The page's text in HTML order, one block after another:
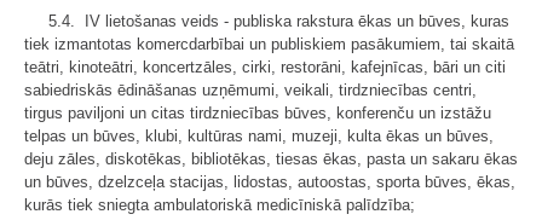
5.4. IV lietošanas veids - publiska rakstura ēkas un būves, kuras
tiek izmantotas komercdarbībai un publiskiem pasākumiem, tai skaitā
teātri, kinoteātri, koncertzāles, cirki, restorāni, kafejnīcas, bāri un citi
sabiedriskās ēdināšanas uzņēmumi, veikali, tirdzniecības centri,
tirgus paviljoni un citas tirdzniecības būves, konferenču un izstāžu
telpas un būves, klubi, kultūras nami, muzeji, kulta ēkas un būves,
deju zāles, diskotēkas, bibliotēkas, tiesas ēkas, pasta un sakaru ēkas
un būves, dzelzceļa stacijas, lidostas, autoostas, sporta būves, ēkas,
kurās tiek sniegta ambulatoriskā medicīniskā palīdzība;